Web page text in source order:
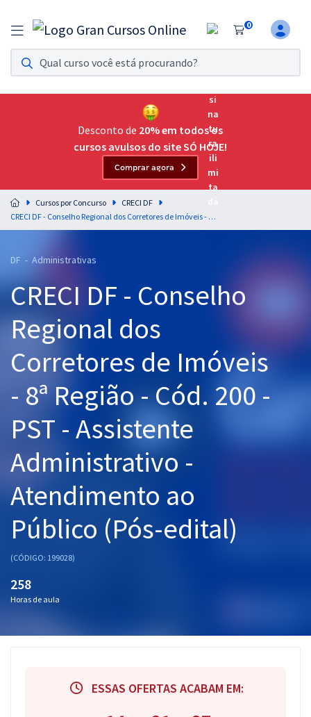
0
Assinatura Ilimitada 11
Acesso a todos os cursos. Teste grátis por 7 dias!
Assinatura OAB Até Passar
Acesso ilimitado a toda preparação para o Exame da
Residências Multiprofissionais
Preparação completa e intensiva para as principais
residências em saúde do Brasil
Cursos 20% OFF
Pós
Graduação
OAB
Questões grátis
Aprovados
Desconto de 20% em todos os
cursos avulsos do site SÓ HOJE!
Comprar agora
Cursos por Concurso
CRECI DF
CRECI DF - Conselho Regional dos Corretores de Imóveis - 8ª Região - Cód. 200 - PST - Assistente Administrativo - Atendimento ao Público (Pós-edital)
DF - Administrativas
CRECI DF - Conselho
Regional dos
Corretores de Imóveis
- 8ª Região - Cód. 200 -
PST - Assistente
Administrativo -
Atendimento ao
Público (Pós-edital)
(CÓDIGO: 199028)
258
Horas de aula
ESSAS OFERTAS ACABAM EM: